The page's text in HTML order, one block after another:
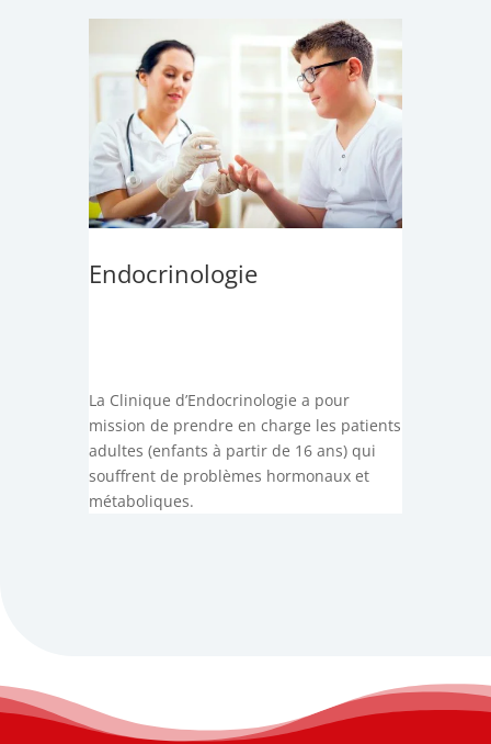
Endocrinologie
La Clinique d’Endocrinologie a pour
mission de prendre en charge les patients
adultes (enfants à partir de 16 ans) qui
souffrent de problèmes hormonaux et
métaboliques.